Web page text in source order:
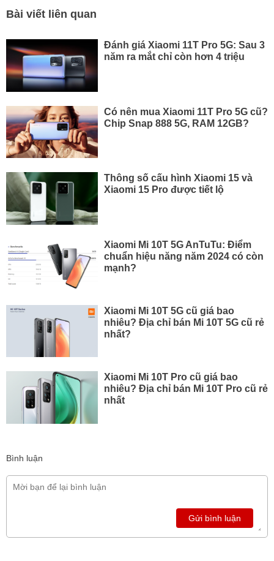
Bài viết liên quan
Đánh giá Xiaomi 11T Pro 5G: Sau 3
năm ra mắt chỉ còn hơn 4 triệu
Có nên mua Xiaomi 11T Pro 5G cũ?
Chip Snap 888 5G, RAM 12GB?
Thông số cấu hình Xiaomi 15 và
Xiaomi 15 Pro được tiết lộ
Xiaomi Mi 10T 5G AnTuTu: Điểm
chuẩn hiệu năng năm 2024 có còn
mạnh?
Xiaomi Mi 10T 5G cũ giá bao
nhiêu? Địa chỉ bán Mi 10T 5G cũ rẻ
nhất?
Xiaomi Mi 10T Pro cũ giá bao
nhiêu? Địa chỉ bán Mi 10T Pro cũ rẻ
nhất
Bình luận
Gửi bình luận